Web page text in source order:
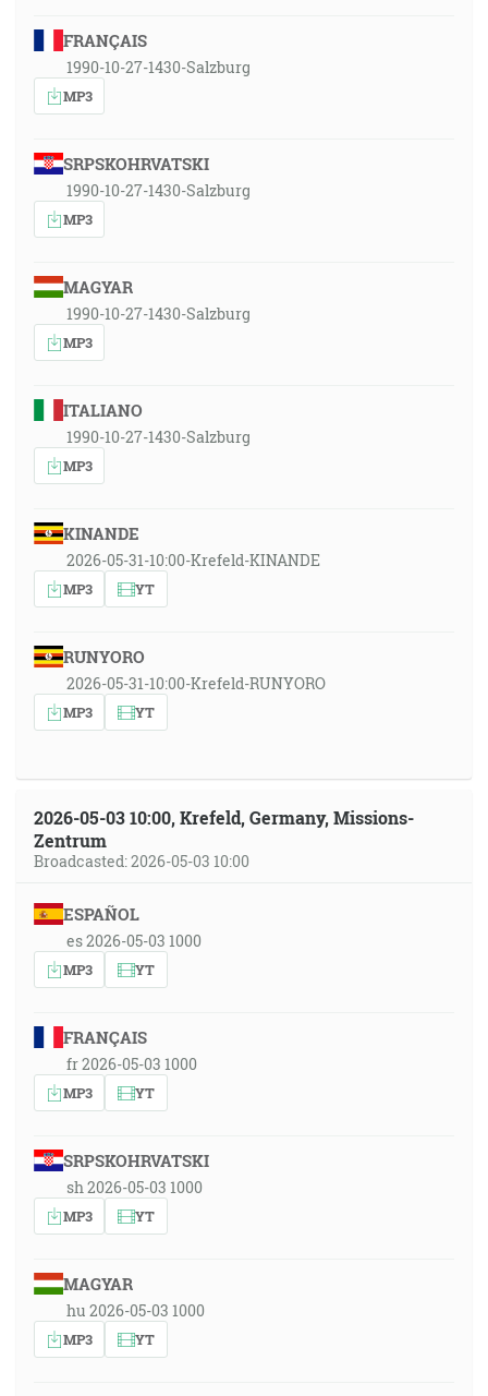
FRANÇAIS
1990-10-27-1430-Salzburg
MP3
SRPSKOHRVATSKI
1990-10-27-1430-Salzburg
MP3
MAGYAR
1990-10-27-1430-Salzburg
MP3
ITALIANO
1990-10-27-1430-Salzburg
MP3
KINANDE
2026-05-31-10:00-Krefeld-KINANDE
MP3 YT
RUNYORO
2026-05-31-10:00-Krefeld-RUNYORO
MP3 YT
2026-05-03 10:00, Krefeld, Germany, Missions-
Zentrum
Broadcasted: 2026-05-03 10:00
ESPAÑOL
es 2026-05-03 1000
MP3 YT
FRANÇAIS
fr 2026-05-03 1000
MP3 YT
SRPSKOHRVATSKI
sh 2026-05-03 1000
MP3 YT
MAGYAR
hu 2026-05-03 1000
MP3 YT